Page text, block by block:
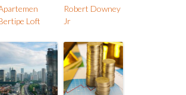
Loft
Robert Downey
Jr